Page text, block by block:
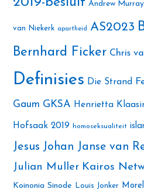
Andrew
van Niekerk apartheid AS2023
Bernhard Ficker Chris
Definisies Die Strand
Gaum GKSA Henrietta
Hofsaak 2019 homoseksualiteit
Jesus Johan Janse van
Julian Muller Kairos
Koinonia Sinode Louis Jonker